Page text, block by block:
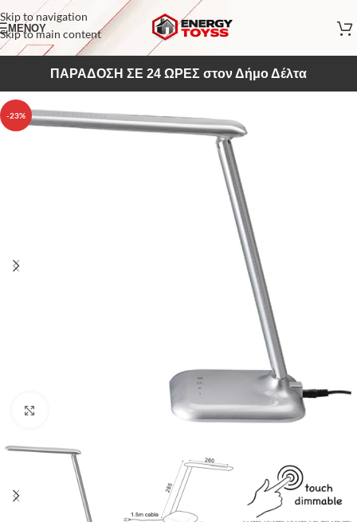
Skip to navigation
Skip to main content
ΜΕΝΟΥ
ΠΑΡΑΔΟΣΗ ΣΕ 24 ΩΡΕΣ στον Δήμο Δέλτα
-23%
Κάντε κλικ για να μεγεθύνετε